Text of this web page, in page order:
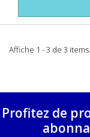
Affiche 1 - 3 de 3 items.
Profitez de